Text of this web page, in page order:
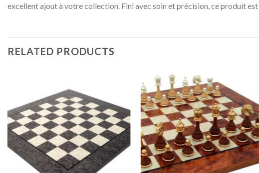
excellent ajout à votre collection. Fini avec soin et précision, ce produit
RELATED PRODUCTS